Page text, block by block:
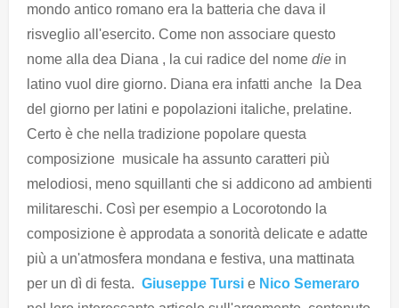
mondo antico romano era la batteria che dava il
risveglio all'esercito. Come non associare questo
nome alla dea Diana , la cui radice del nome die in
latino vuol dire giorno. Diana era infatti anche la Dea
del giorno per latini e popolazioni italiche, prelatine.
Certo è che nella tradizione popolare questa
composizione musicale ha assunto caratteri più
melodiosi, meno squillanti che si addicono ad ambienti
militareschi. Così per esempio a Locorotondo la
composizione è approdata a sonorità delicate e adatte
più a un'atmosfera mondana e festiva, una mattinata
per un dì di festa. Giuseppe Tursi e Nico Semeraro